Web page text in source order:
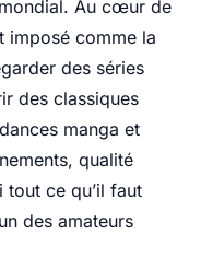
Au cœur de
imposé comme la
des séries
des classiques
manga et
qualité
ce qu’il faut
des amateurs